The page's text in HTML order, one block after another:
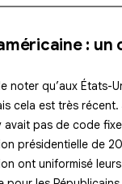
: un
noter qu’aux États-
cela est très récent.
avait pas de code
présidentielle de
ont uniformisé